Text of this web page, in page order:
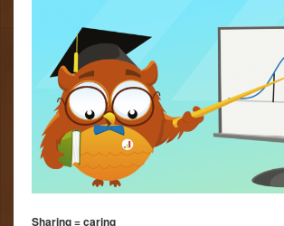
Sharing = caring